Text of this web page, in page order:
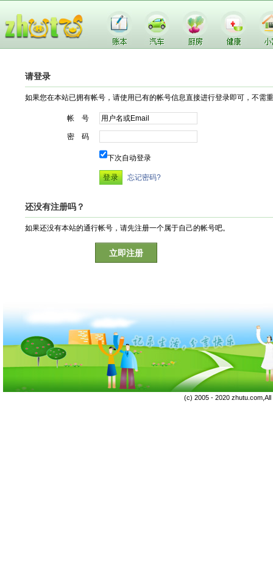
请登录
如果您在本站已拥有帐号，请使用已有的帐号信息直接进行登录即可，不需
帐 号
密 码
下次自动登录
忘记密码?
还没有注册吗？
如果还没有本站的通行帐号，请先注册一个属于自己的帐号吧。
立即注册
(c) 2005 - 2020